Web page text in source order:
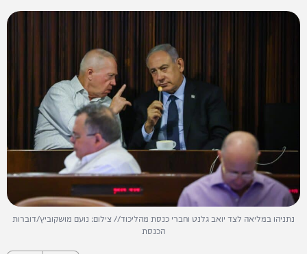
נתניהו במליאה לצד יואב גלנט וחברי כנסת מהליכוד// צילום: נועם מושקוביץ/דוברות
הכנסת